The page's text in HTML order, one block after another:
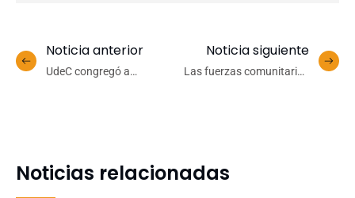
Noticia anterior
UdeC congregó a
Noticia siguiente
Las fuerzas comunitarias
Noticias relacionadas